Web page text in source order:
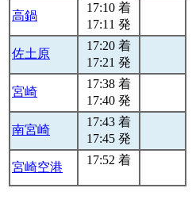
高鍋
17:10 着
17:11 発
佐土原
17:20 着
17:21 発
宮崎
17:38 着
17:40 発
南宮崎
17:43 着
17:45 発
宮崎空港
17:52 着